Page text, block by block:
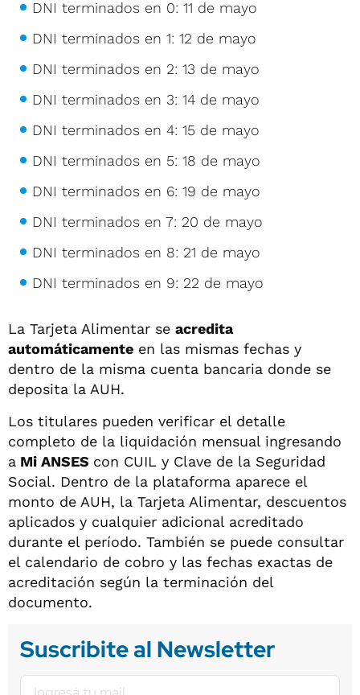
DNI terminados en 0: 11 de mayo
DNI terminados en 1: 12 de mayo
DNI terminados en 2: 13 de mayo
DNI terminados en 3: 14 de mayo
DNI terminados en 4: 15 de mayo
DNI terminados en 5: 18 de mayo
DNI terminados en 6: 19 de mayo
DNI terminados en 7: 20 de mayo
DNI terminados en 8: 21 de mayo
DNI terminados en 9: 22 de mayo
La Tarjeta Alimentar se acredita
automáticamente en las mismas fechas y
dentro de la misma cuenta bancaria donde se
deposita la AUH.
Los titulares pueden verificar el detalle
completo de la liquidación mensual ingresando
a Mi ANSES con CUIL y Clave de la Seguridad
Social. Dentro de la plataforma aparece el
monto de AUH, la Tarjeta Alimentar, descuentos
aplicados y cualquier adicional acreditado
durante el período. También se puede consultar
el calendario de cobro y las fechas exactas de
acreditación según la terminación del
documento.
Suscribite al Newsletter